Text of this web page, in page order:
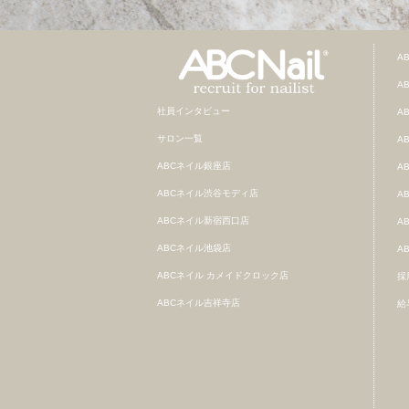
社員インタビュー
サロン一覧
ABCネイル銀座店
ABCネイル渋谷モディ店
ABCネイル新宿西口店
ABCネイル池袋店
ABCネイル カメイドクロック店
ABCネイル吉祥寺店
採
給